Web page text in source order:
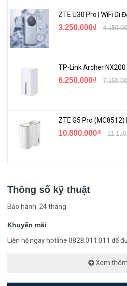
3.250.000₫
6.250.000₫
10.800.000₫
Thông số kỹ thuật
Bảo hành: 24 tháng
Khuyến mãi
Liên hệ ngay hotline 0828.011.011 để
Xem thêm